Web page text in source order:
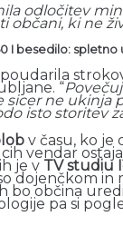
odločitev
občani, ki ne
I besedilo:
“
sicer ne
isto storitev
v času, ko je
vendar
je v TV studiu
dojenčkom in
bo občina
pa si